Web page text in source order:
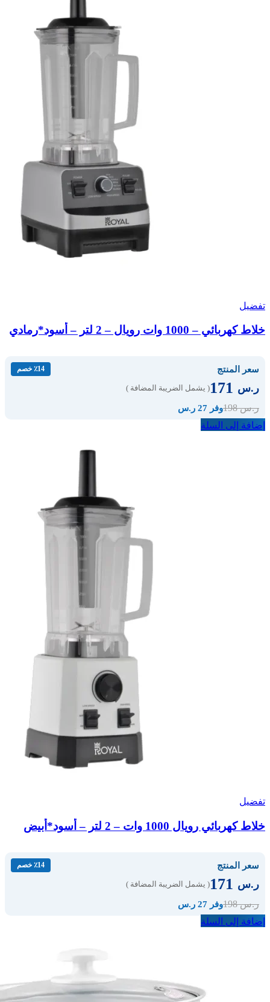
تفضيل
خلاط كهربائي – 1000 وات رويال – 2 لتر – أسود*رمادي
سعر المنتج ٪14 خصم
ر.س ( يشمل الضريبة المضافة )
ر.س198 وفر 27 ر.س
إضافة إلى السلة
تفضيل
خلاط كهربائي رويال 1000 وات – 2 لتر – أسود*أبيض
سعر المنتج ٪14 خصم
ر.س ( يشمل الضريبة المضافة )
ر.س198 وفر 27 ر.س
إضافة إلى السلة